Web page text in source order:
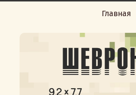
Shevrons.com
Качественные
шевроны
Главная